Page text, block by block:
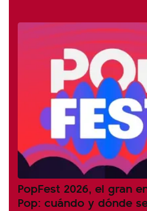
PopFest 2026, el gran
Pop: cuándo y dónde